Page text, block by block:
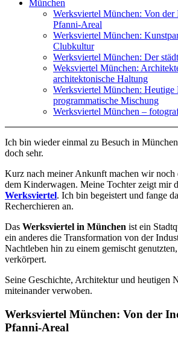
München
Werksviertel München: Von der
Pfanni-Areal
Werksviertel München:
Clubkultur
Werksviertel München: Der
Weksviertel München:
architektonische Haltung
Werksviertel München: Heutige
programmatische Mischung
Werksviertel München –
Ich bin wieder einmal zu Besuch in
doch sehr.
Kurz nach meiner Ankunft machen wir noch
dem Kinderwagen. Meine Tochter zeigt mir
Werksviertel. Ich bin begeistert und fange
Recherchieren an.
Das Werksviertel in München ist ein
ein anderes die Transformation von der
Nachtleben hin zu einem gemischt
verkörpert.
Seine Geschichte, Architektur und heutigen
miteinander verwoben.
Werksviertel München: Von der
Pfanni-Areal